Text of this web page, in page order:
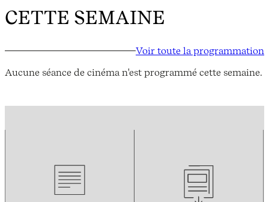
CETTE SEMAINE
Voir toute la programmation
Aucune séance de cinéma n'est programmé cette semaine.